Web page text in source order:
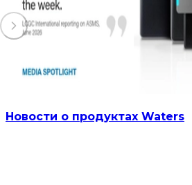
Новости о продуктах Waters